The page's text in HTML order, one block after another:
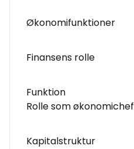
Økonomifunktioner
Finansens rolle
Funktion
Rolle som økonomichef
Kapitalstruktur